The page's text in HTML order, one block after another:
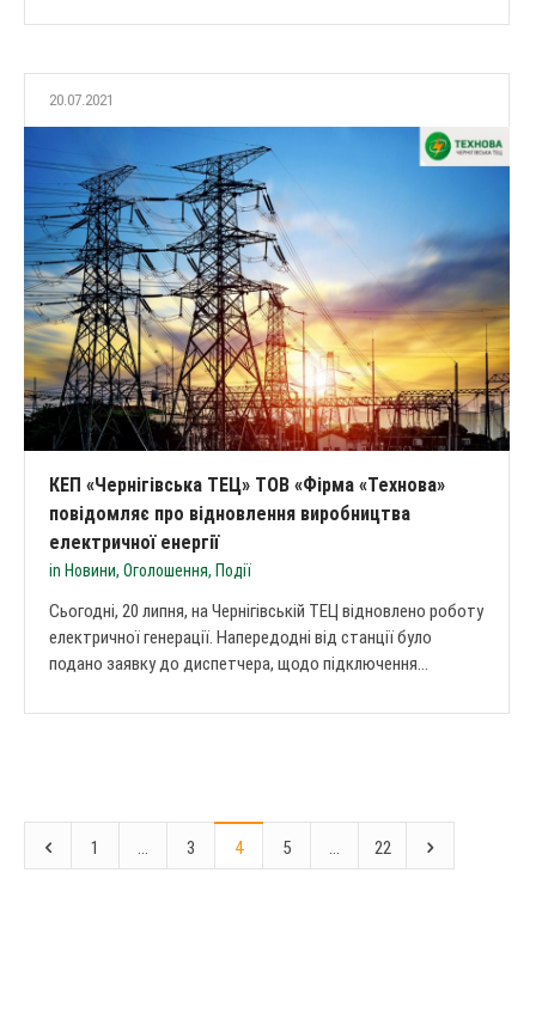
20.07.2021
КЕП «Чернігівська ТЕЦ» ТОВ «Фірма «Технова»
повідомляє про відновлення виробництва
електричної енергії
in Новини,Оголошення, Події
Сьогодні, 20 липня, на Чернігівській ТЕЦ відновлено роботу
електричної генерації. Напередодні від станції було
подано заявку до диспетчера, щодо підключення...
1 … 3 4 5 … 22